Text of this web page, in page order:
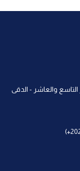
التاسع والعاشر - الدقى